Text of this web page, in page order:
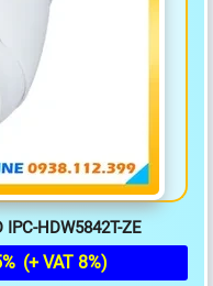
HDW5842T-ZE
(+ VAT 8%)